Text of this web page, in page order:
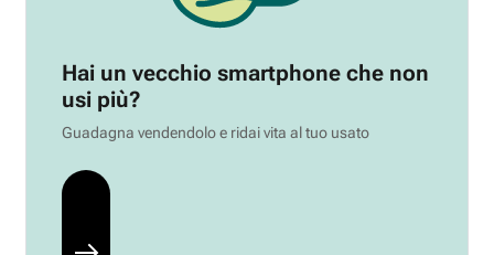
Hai un vecchio smartphone che non
usi più?
Guadagna vendendolo e ridai vita al tuo usato